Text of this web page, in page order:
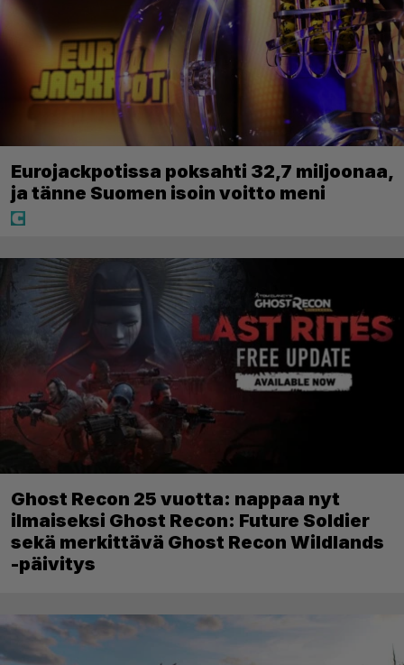
Eurojackpotissa poksahti 32,7 miljoonaa,
ja tänne Suomen isoin voitto meni
Ghost Recon 25 vuotta: nappaa nyt
ilmaiseksi Ghost Recon: Future Soldier
sekä merkittävä Ghost Recon Wildlands
-päivitys